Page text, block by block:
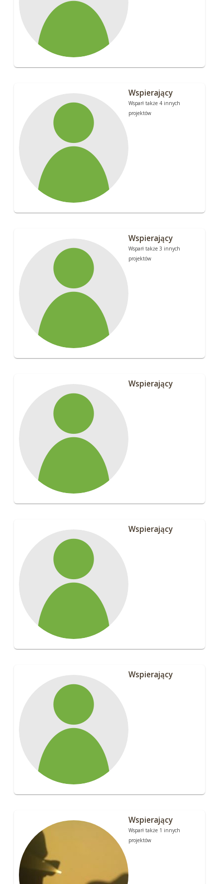
Wspierający
Wsparł także 4 innych
projektów
Wspierający
Wsparł także 3 innych
projektów
Wspierający
Wspierający
Wspierający
Wspierający
Wsparł także 1 innych
projektów